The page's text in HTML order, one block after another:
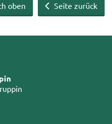
Seite zurück
oben